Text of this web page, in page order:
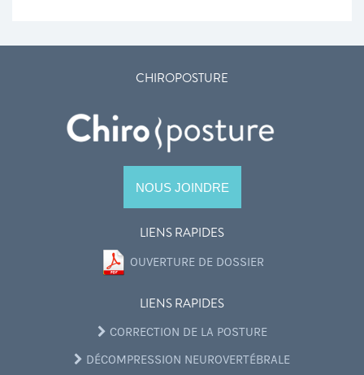
CHIROPOSTURE
NOUS JOINDRE
LIENS RAPIDES
OUVERTURE DE DOSSIER
LIENS RAPIDES
CORRECTION DE LA POSTURE
DÉCOMPRESSION NEUROVERTÉBRALE